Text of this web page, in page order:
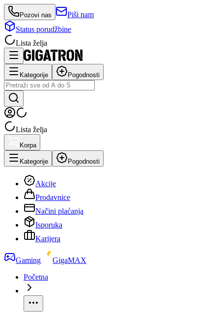
Pozovi nas
Piši nam
Status porudžbine
Lista želja
Kategorije Pogodnosti
Lista želja
Korpa
Kategorije Pogodnosti
Akcije
Prodavnice
Načini plaćanja
Isporuka
Karijera
Gaming
GigaMAX
Početna